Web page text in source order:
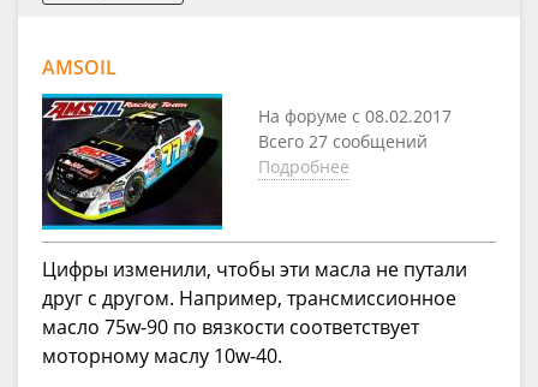
AMSOIL
На форуме с 08.02.2017
Всего 27 сообщений
Подробнее
Цифры изменили, чтобы эти масла не путали
друг с другом. Например, трансмиссионное
масло 75w-90 по вязкости соответствует
моторному маслу 10w-40.